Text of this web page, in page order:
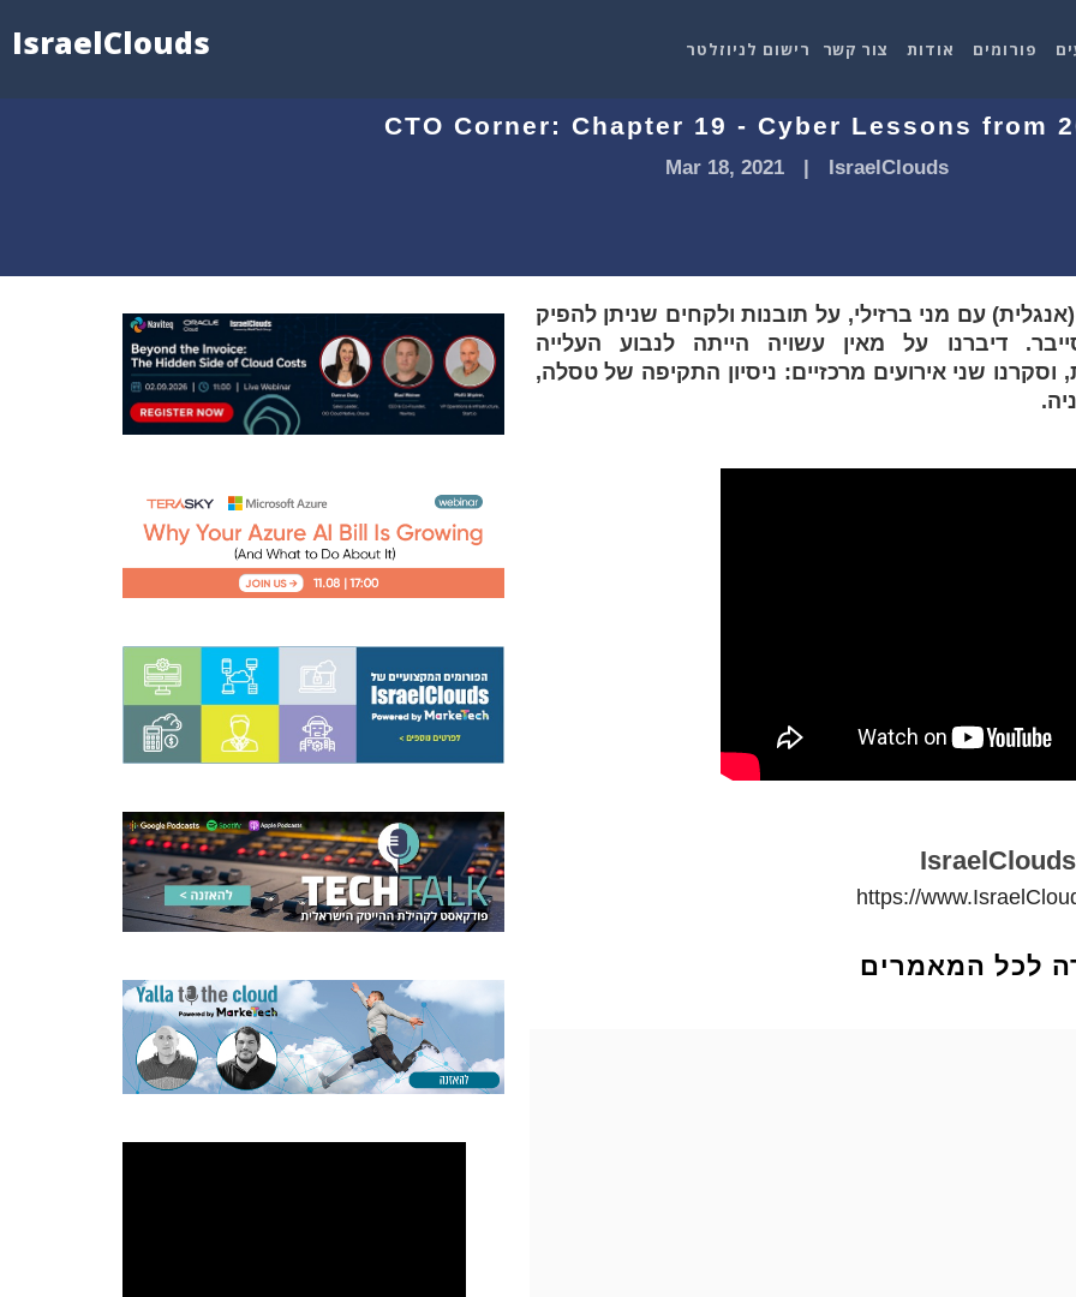
IsraelClouds פורומים אודות צור קשר רישום לניוזלטר
CTO Corner: Chapter 19 - Cyber Lessons from
IsraelClouds
|
Mar 18, 2021
עם מני ברזילי, על תובנות ולקחים שניתן להפיק
דיברנו על מאין עשויה הייתה לנבוע העלייה
שני אירועים מרכזיים: ניסיון התקיפה של טסלה,
IsraelClouds
https://
לכל המאמרים